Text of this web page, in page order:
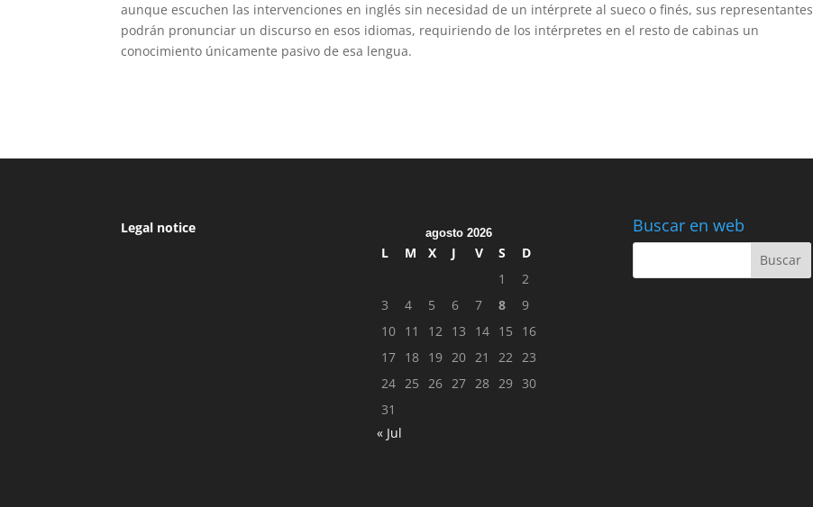
aunque escuchen las intervenciones en inglés sin necesidad de un intérprete al sueco o finés, sus representantes
podrán pronunciar un discurso en esos idiomas, requiriendo de los intérpretes en el resto de cabinas un
conocimiento únicamente pasivo de esa lengua.
Legal notice agosto 2026
L M X J V S
D
1
2
3
4 5 6 7 8
9
10 11 12 13 14 15
16
17 18 19 20 21 22
23
24 25 26 27 28 29 30
31
« Jul
Buscar en web